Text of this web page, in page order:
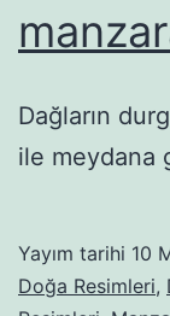
Dağların
ile meydana
Yayım tarihi 10
Doğa Resimleri,